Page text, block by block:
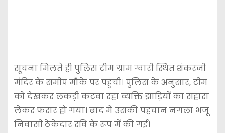
सूचना मिलते ही पुलिस टीम ग्राम ग्वारी स्थित शंकरजी
मंदिर के समीप मौके पर पहुंची। पुलिस के अनुसार, टीम
को देखकर लकड़ी कटवा रहा व्यक्ति झाड़ियों का सहारा
लेकर फरार हो गया। बाद में उसकी पहचान नगला भजू
निवासी ठेकेदार रवि के रूप में की गई।